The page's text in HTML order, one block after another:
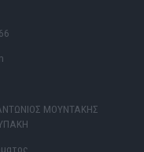
ΜΟΥΝΤΑΚΗΣ